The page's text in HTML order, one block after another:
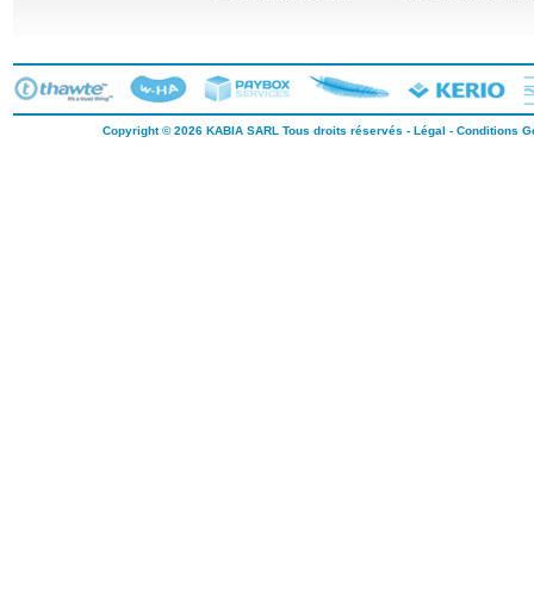
Copyright © 2026 KABIA SARL Tous droits réservés - Légal - Conditions